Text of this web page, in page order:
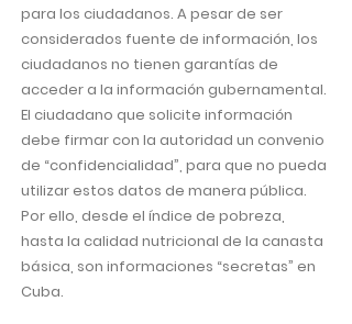
para los ciudadanos. A pesar de ser
considerados fuente de información, los
ciudadanos no tienen garantías de
acceder a la información gubernamental.
El ciudadano que solicite información
debe firmar con la autoridad un convenio
de “confidencialidad”, para que no pueda
utilizar estos datos de manera pública.
Por ello, desde el índice de pobreza,
hasta la calidad nutricional de la canasta
básica, son informaciones “secretas” en
Cuba.